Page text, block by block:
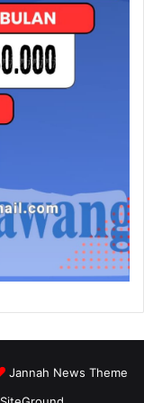
Jannah News Theme